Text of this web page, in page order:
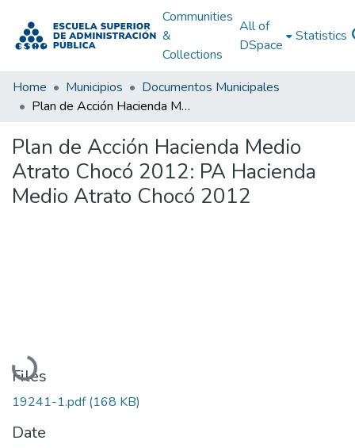
Communities
&
Collections
All of
DSpace
Statistics
Home Municipios
Documentos Municipales
Plan de Acción Hacienda Medio Atrato Chocó 2012: PA Hacienda Medio Atrato Chocó 2012
Plan de Acción Hacienda Medio
Atrato Chocó 2012: PA Hacienda
Medio Atrato Chocó 2012
Loading...
Files
19241-1.pdf(168 KB)
Date